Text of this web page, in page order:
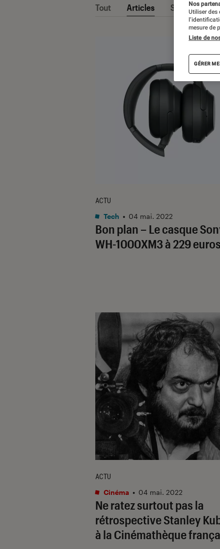
Tout Articles Sélections et
Bon plan – Le casque
WH-1000XM3 à 229
ACTU
Tech • 04 mai. 2022
Ne ratez surtout pas la
rétrospective Stanley
à la Cinémathèque
ACTU
Cinéma • 04 mai. 2022
Nos
Utiliser des
mesure de
Liste de
GÉRER